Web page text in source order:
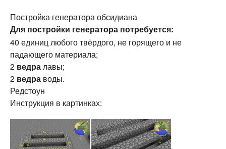
Постройка генератора обсидиана
Для постройки генератора потребуется:
40 единиц любого твёрдого, не горящего и не
падающего материала;
2 ведралавы;
2 ведра воды.
Редстоун
Инструкция в картинках: